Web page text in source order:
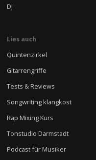
DJ
Lies auch
Quintenzirkel
Gitarrengriffe
Tests & Reviews
Songwriting klangkost
Rap Mixing Kurs
Tonstudio Darmstadt
Podcast für Musiker